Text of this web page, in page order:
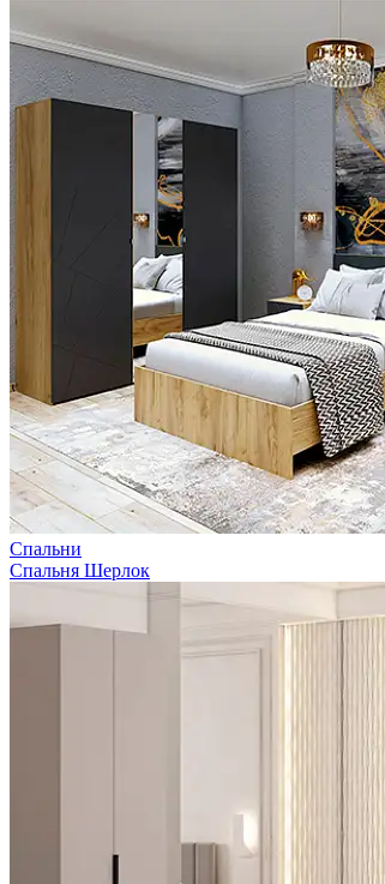
Спальни
Спальня Шерлок